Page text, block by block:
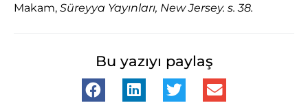
Makam, Süreyya Yayınları, New Jersey. s. 38.
Bu yazıyı paylaş